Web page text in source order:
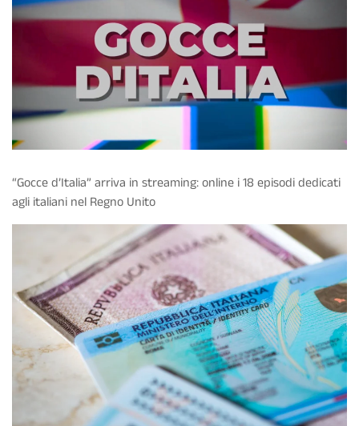
“Gocce d’Italia” arriva in streaming: online i 18 episodi dedicati
agli italiani nel Regno Unito